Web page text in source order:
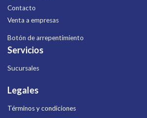
Contacto
Venta a empresas
Botón de arrepentimiento
Servicios
Sucursales
Legales
Términos y condiciones